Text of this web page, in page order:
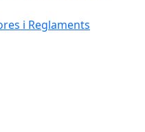
i Reglaments